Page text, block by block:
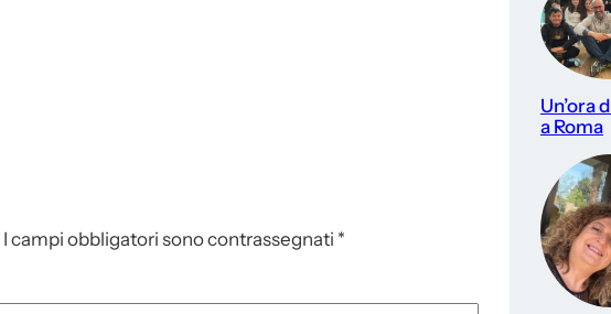
I campi obbligatori sono contrassegnati *
Un’ora
a Roma